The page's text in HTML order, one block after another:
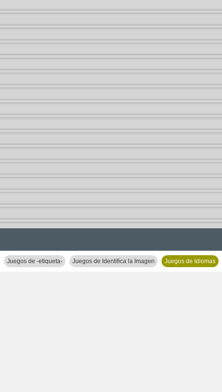
Juegos de -etiqueta- Juegos de Identifica la Imagen Juegos de Idiomas